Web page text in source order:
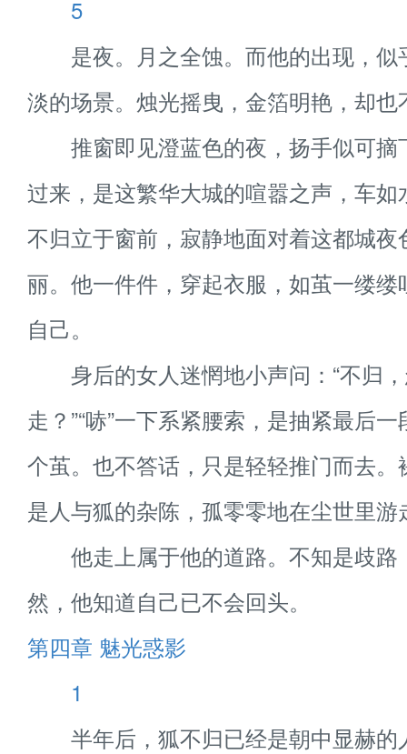
5
是夜。月之全蚀。而他的出现，似
淡的场景。烛光摇曳，金箔明艳，却
推窗即见澄蓝色的夜，扬手似可摘
过来，是这繁华大城的喧嚣之声，车
不归立于窗前，寂静地面对着这都城
丽。他一件件，穿起衣服，如茧一缕
自己。
身后的女人迷惘地小声问：“不归
走？”“哧”一下系紧腰索，是抽紧最后
个茧。也不答话，只是轻轻推门而去
是人与狐的杂陈，孤零零地在尘世里游
他走上属于他的道路。不知是歧路
然，他知道自己已不会回头。
第四章 魅光惑影
1
半年后，狐不归已经是朝中显赫的